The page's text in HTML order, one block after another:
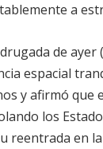
a
de ayer
espacial
y afirmó que
los
reentrada en